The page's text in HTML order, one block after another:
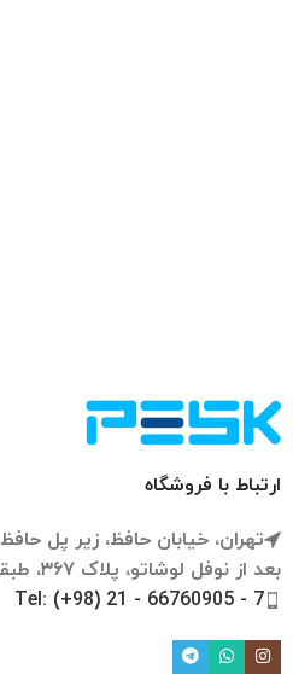
ارتباط با فروشگاه
تهران، خیابان حافظ، زیر پل حافظ
بعد از نوفل لوشاتو، پلاک ۳۶۷، طبقه 4، واحد 8
Tel: (+98) 21 - 66760905 - 7